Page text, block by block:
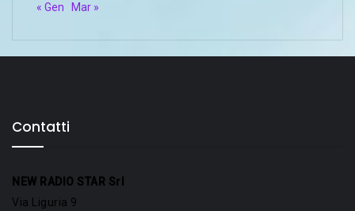
« Gen
Mar »
Contatti
NEW RADIO STAR Srl
Via Liguria 9